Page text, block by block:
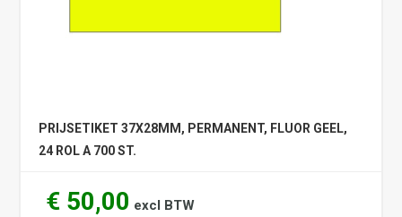
PRIJSETIKET 37X28MM, PERMANENT, FLUOR GEEL,
24 ROL A 700 ST.
€ 50,00 excl BTW